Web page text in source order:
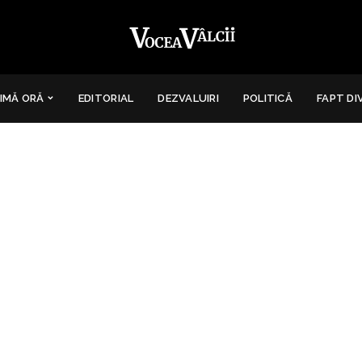
ORĂ EDITORIAL DEZVALUIRI POLITICĂ FAPT